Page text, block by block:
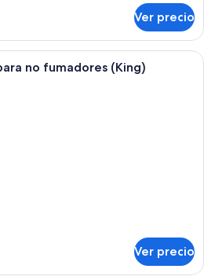
Ver precio
Habitación de hotel con una cama
no fumadores (King)
Ver precio